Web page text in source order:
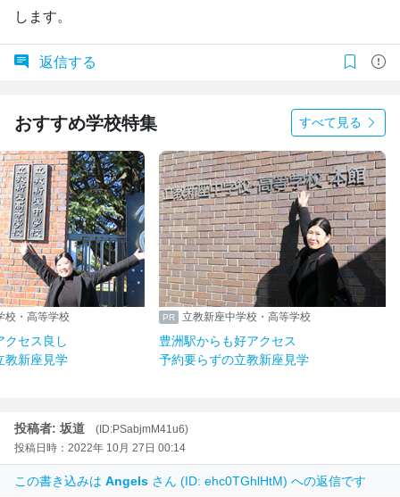
します。
返信する
おすすめ学校特集 すべて見る
立教新座中学校・高等学校
吉祥寺駅からアクセス良し
予約要らずの立教新座見学
立教新座中学校・高等学
豊洲駅からも好アクセス
予約要らずの立教新座見
投稿者: 坂道
(ID:PSabjmM41u6)
投稿日時：2022年 10月 27日 00:14
この書き込みは Angels さん (ID: ehc0TGhlHtM) への返信です